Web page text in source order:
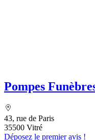
Pompes
43, rue de Paris
35500 Vitré
Déposez le premier avis !